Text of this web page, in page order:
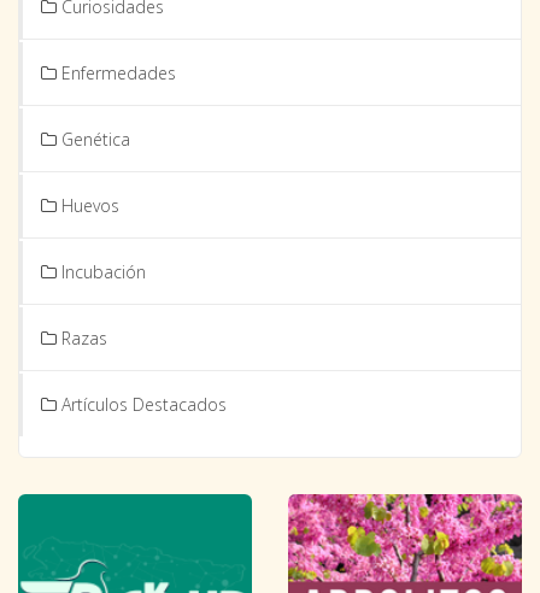
Curiosidades
Enfermedades
Genética
Huevos
Incubación
Razas
Artículos Destacados